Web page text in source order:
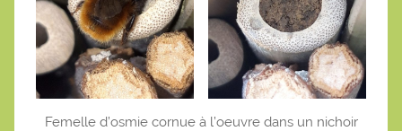
Femelle d’osmie cornue à l’oeuvre dans un nichoir